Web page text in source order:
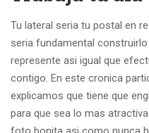
Tu lateral seria tu postal en
seria fundamental
represente asi igual que
contigo. En este cronica
explicamos que tiene que
para que sea lo mas